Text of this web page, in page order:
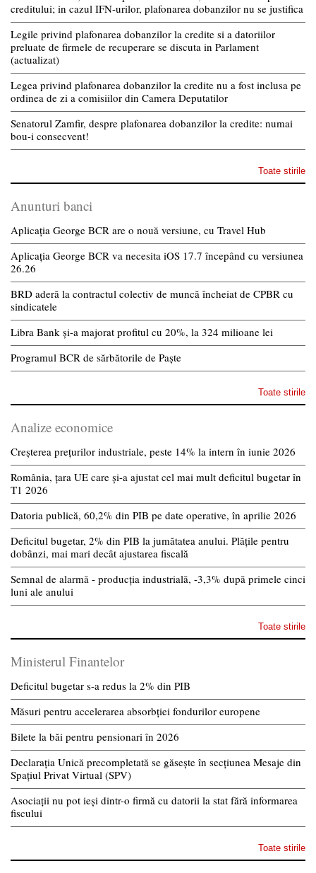
creditului; in cazul IFN-urilor, plafonarea dobanzilor nu se justifica
Legile privind plafonarea dobanzilor la credite si a datoriilor
preluate de firmele de recuperare se discuta in Parlament
(actualizat)
Legea privind plafonarea dobanzilor la credite nu a fost inclusa pe
ordinea de zi a comisiilor din Camera Deputatilor
Senatorul Zamfir, despre plafonarea dobanzilor la credite: numai
bou-i consecvent!
Toate stirile
Anunturi banci
Aplicația George BCR are o nouă versiune, cu Travel Hub
Aplicația George BCR va necesita iOS 17.7 începând cu versiunea
26.26
BRD aderă la contractul colectiv de muncă încheiat de CPBR cu
sindicatele
Libra Bank și-a majorat profitul cu 20%, la 324 milioane lei
Programul BCR de sărbătorile de Paște
Toate stirile
Analize economice
Creșterea prețurilor industriale, peste 14% la intern în iunie 2026
România, țara UE care și-a ajustat cel mai mult deficitul bugetar în
T1 2026
Datoria publică, 60,2% din PIB pe date operative, în aprilie 2026
Deficitul bugetar, 2% din PIB la jumătatea anului. Plățile pentru
dobânzi, mai mari decât ajustarea fiscală
Semnal de alarmă - producția industrială, -3,3% după primele cinci
luni ale anului
Toate stirile
Ministerul Finantelor
Deficitul bugetar s-a redus la 2% din PIB
Măsuri pentru accelerarea absorbției fondurilor europene
Bilete la băi pentru pensionari în 2026
Declarația Unică precompletată se găsește în secțiunea Mesaje din
Spațiul Privat Virtual (SPV)
Asociații nu pot ieși dintr-o firmă cu datorii la stat fără informarea
fiscului
Toate stirile